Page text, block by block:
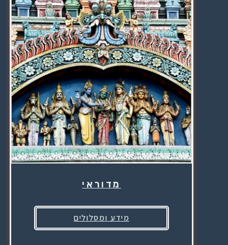
מדוראי
מידע ומסלולים